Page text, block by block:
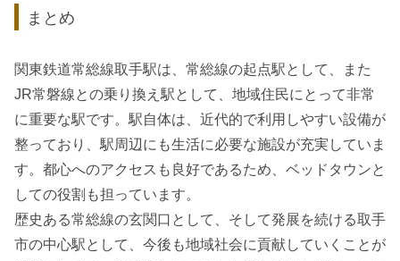
まとめ
関東鉄道常総線取手駅は、常総線の起点駅として、また
JR常磐線との乗り換え駅として、地域住民にとって非常
に重要な駅です。駅自体は、近代的で利用しやすい設備が
整っており、駅周辺にも生活に必要な施設が充実していま
す。都心へのアクセスも良好であるため、ベッドタウンと
しての役割も担っています。
歴史ある常総線の玄関口として、そして発展を続ける取手
市の中心駅として、今後も地域社会に貢献していくことが